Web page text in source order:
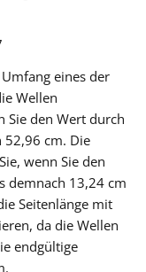
eines der
Wellen
Sie den Wert durch
52,96 cm. Die
wenn Sie den
demnach 13,24 cm
Seitenlänge mit
da die Wellen
endgültige